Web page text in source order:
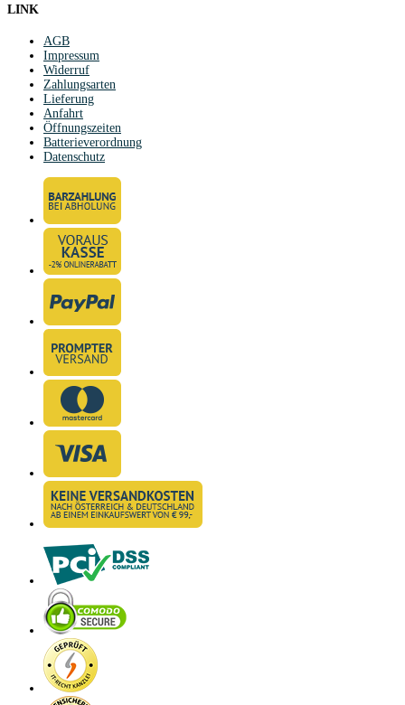
LINK
AGB
Impressum
Widerruf
Zahlungsarten
Lieferung
Anfahrt
Öffnungszeiten
Batterieverordnung
Datenschutz